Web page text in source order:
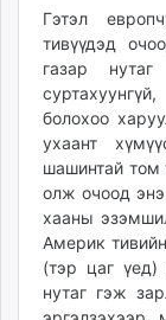
times.mn
tvmongolia.mn
mass.mn
unegui.mn
assa.mn
toim.mn
tac.mn
paparazzi.mn
unread.today
Гэтэл
тивүүдэд
газар
болохоо
ухаант
шашинтай том
олж очоод
хааны
Америк
(тэр цаг үед)
нутаг гэж